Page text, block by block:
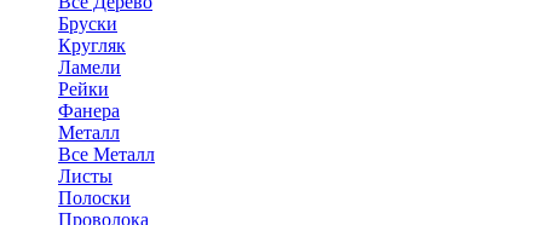
Бруски
Кругляк
Ламели
Рейки
Фанера
Металл
Все Металл
Листы
Полоски
Проволока